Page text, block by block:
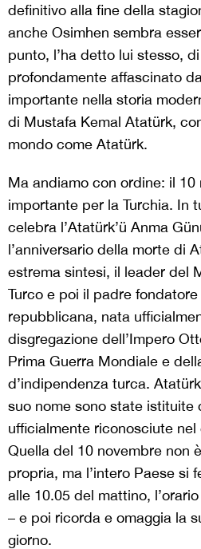
definitivo alla fine della
anche Osimhen sembra
punto, l’ha detto lui stesso,
profondamente affascinato
importante nella storia
di Mustafa Kemal Atatürk,
mondo come Atatürk.
Ma andiamo con ordine: il 10
importante per la Turchia. In
celebra l’Atatürk’ü Anma
l’anniversario della morte di
estrema sintesi, il leader del
Turco e poi il padre fondatore
repubblicana, nata
disgregazione dell’Impero
Prima Guerra Mondiale e
d’indipendenza turca.
suo nome sono state istituite
ufficialmente riconosciute
Quella del 10 novembre non
propria, ma l’intero Paese si
alle 10.05 del mattino,
– e poi ricorda e omaggia la
giorno.